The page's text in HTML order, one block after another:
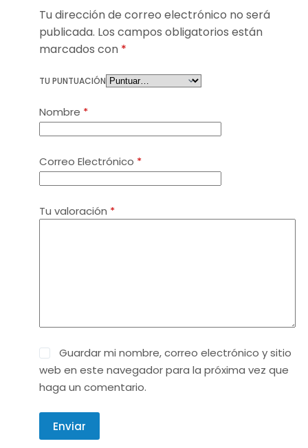
Tu dirección de correo electrónico no será
publicada. Los campos obligatorios están
marcados con *
TU PUNTUACIÓN
Nombre *
Correo Electrónico *
Tu valoración *
Guardar mi nombre, correo electrónico y sitio
web en este navegador para la próxima vez que
haga un comentario.
Enviar